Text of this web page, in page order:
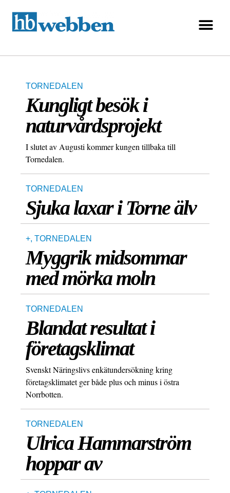
TORNEDALEN
Kungligt besök i
naturvårdsprojekt
I slutet av Augusti kommer kungen tillbaka till
Tornedalen.
TORNEDALEN
Sjuka laxar i Torne älv
+, TORNEDALEN
Myggrik midsommar
med mörka moln
TORNEDALEN
Blandat resultat i
företagsklimat
Svenskt Näringslivs enkätundersökning kring
företagsklimatet ger både plus och minus i östra
Norrbotten.
TORNEDALEN
Ulrica Hammarström
hoppar av